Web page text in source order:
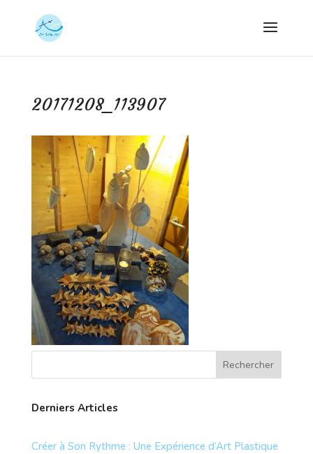
20171208_113907
Derniers Articles
Créer à Son Rythme : Une Expérience d’Art Plastique